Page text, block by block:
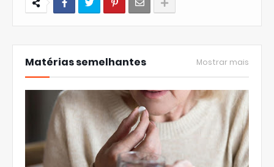
Matérias semelhantes Mostrar mais